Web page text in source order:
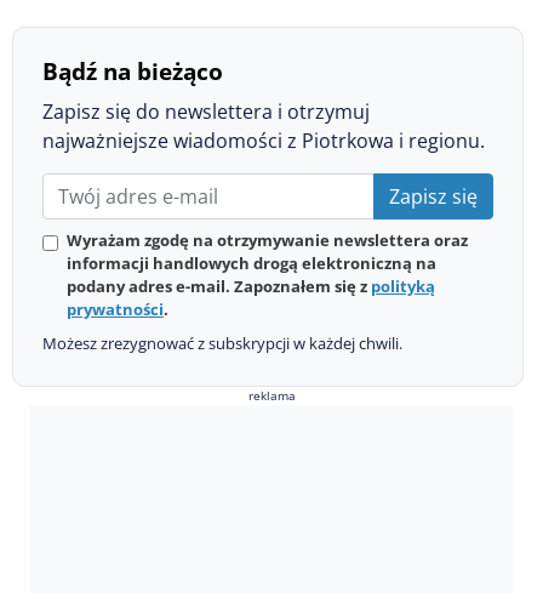
Bądź na bieżąco
Zapisz się do newslettera i otrzymuj
najważniejsze wiadomości z Piotrkowa i regionu.
Zapisz się
Wyrażam zgodę na otrzymywanie newslettera oraz
informacji handlowych drogą elektroniczną na
podany adres e-mail. Zapoznałem się z polityką
prywatności.
Możesz zrezygnować z subskrypcji w każdej chwili.
reklama